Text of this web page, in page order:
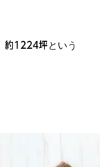
約1224坪という